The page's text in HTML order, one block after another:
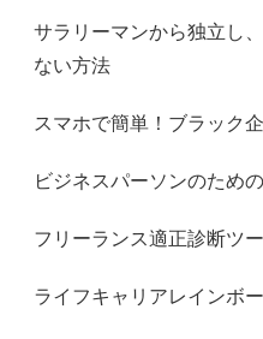
サラリーマンから独立し
ない方法
スマホで簡単！ブラック
ビジネスパーソンのため
フリーランス適正診断ツ
ライフキャリアレインボ